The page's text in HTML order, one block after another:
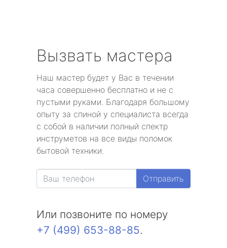
Вызвать мастера
Наш мастер будет у Вас в течении
часа совершенно бесплатно и не с
пустыми руками. Благодаря большому
опыту за спиной у специалиста всегда
с собой в наличии полный спектр
инструметов на все виды поломок
бытовой техники.
Отправить
Или позвоните по номеру
+7 (499) 653-88-85.